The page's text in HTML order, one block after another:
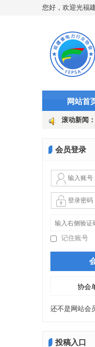
您好，欢迎光福
网站首
滚动新闻：
筑牢迎峰度夏“智能防线”（图
国网长
会员登录
记住账号
还不是网站会
投稿入口